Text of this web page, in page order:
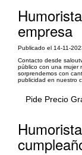
empresa
Publicado el 14-11-
Contacto desde
público con una mujer
sorprendemos con
publicidad en nuestro
Pide Precio